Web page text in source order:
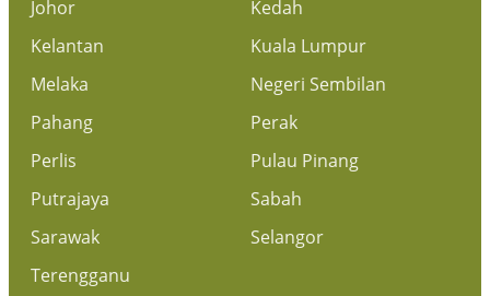
Johor
Kedah
Kelantan
Kuala Lumpur
Melaka
Negeri Sembilan
Pahang
Perak
Perlis
Pulau Pinang
Putrajaya
Sabah
Sarawak
Selangor
Terengganu